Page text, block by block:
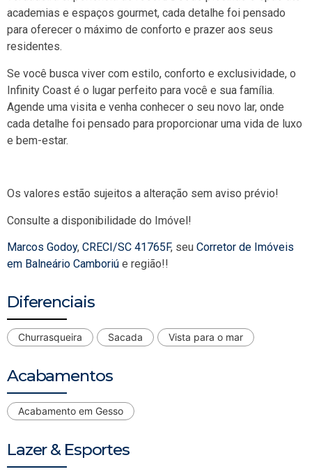
academias e espaços gourmet, cada detalhe foi pensado
para oferecer o máximo de conforto e prazer aos seus
residentes.
Se você busca viver com estilo, conforto e exclusividade, o
Infinity Coast é o lugar perfeito para você e sua família.
Agende uma visita e venha conhecer o seu novo lar, onde
cada detalhe foi pensado para proporcionar uma vida de luxo
e bem-estar.
Os valores estão sujeitos a alteração sem aviso prévio!
Consulte a disponibilidade do Imóvel!
Marcos Godoy, CRECI/SC 41765F, seu Corretor de Imóveis
em Balneário Camboriú e região!!
Diferenciais
Churrasqueira Sacada Vista para o mar
Acabamentos
Acabamento em Gesso
Lazer & Esportes